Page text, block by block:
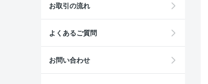
お取引の流れ
よくあるご質問
お問い合わせ